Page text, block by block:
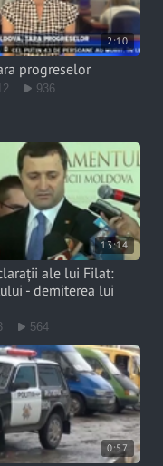
2:10
progreselor
936
13:14
ale lui Filat:
- demiterea lui
564
0:57